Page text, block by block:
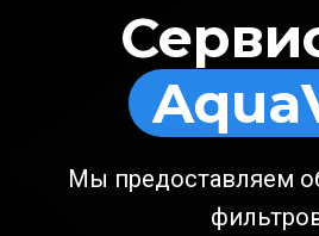
Мы предоставляем